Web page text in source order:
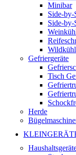
Minibar
Side-
Side-
Gefriergeräte
Tisch
Herde